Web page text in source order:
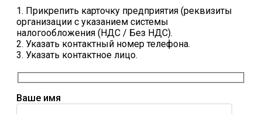
1. Прикрепить карточку предприятия (реквизиты
организации с указанием системы
налогообложения (НДС / Без НДС).
2. Указать контактный номер телефона.
3. Указать контактное лицо.
Ваше имя